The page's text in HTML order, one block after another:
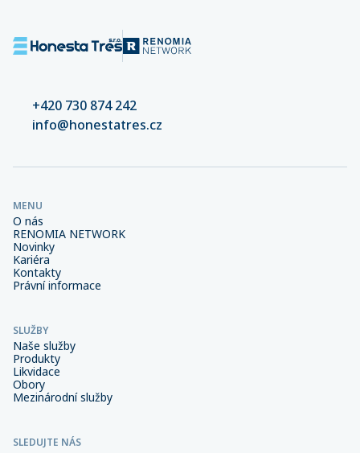
+420 730 874 242
info@honestatres.cz
MENU
O nás
RENOMIA NETWORK
Novinky
Kariéra
Kontakty
Právní informace
SLUŽBY
Naše služby
Produkty
Likvidace
Obory
Mezinárodní služby
SLEDUJTE NÁS